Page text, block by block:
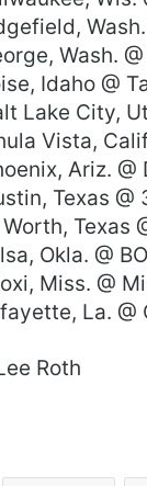
Wash.
Idaho @
Lake City,
Vista,
Ariz. @
Texas @
Texas
Okla. @
Miss. @
La. @
Roth